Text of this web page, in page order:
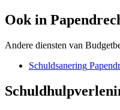
Ook in
Andere diensten van
Schuldsanering